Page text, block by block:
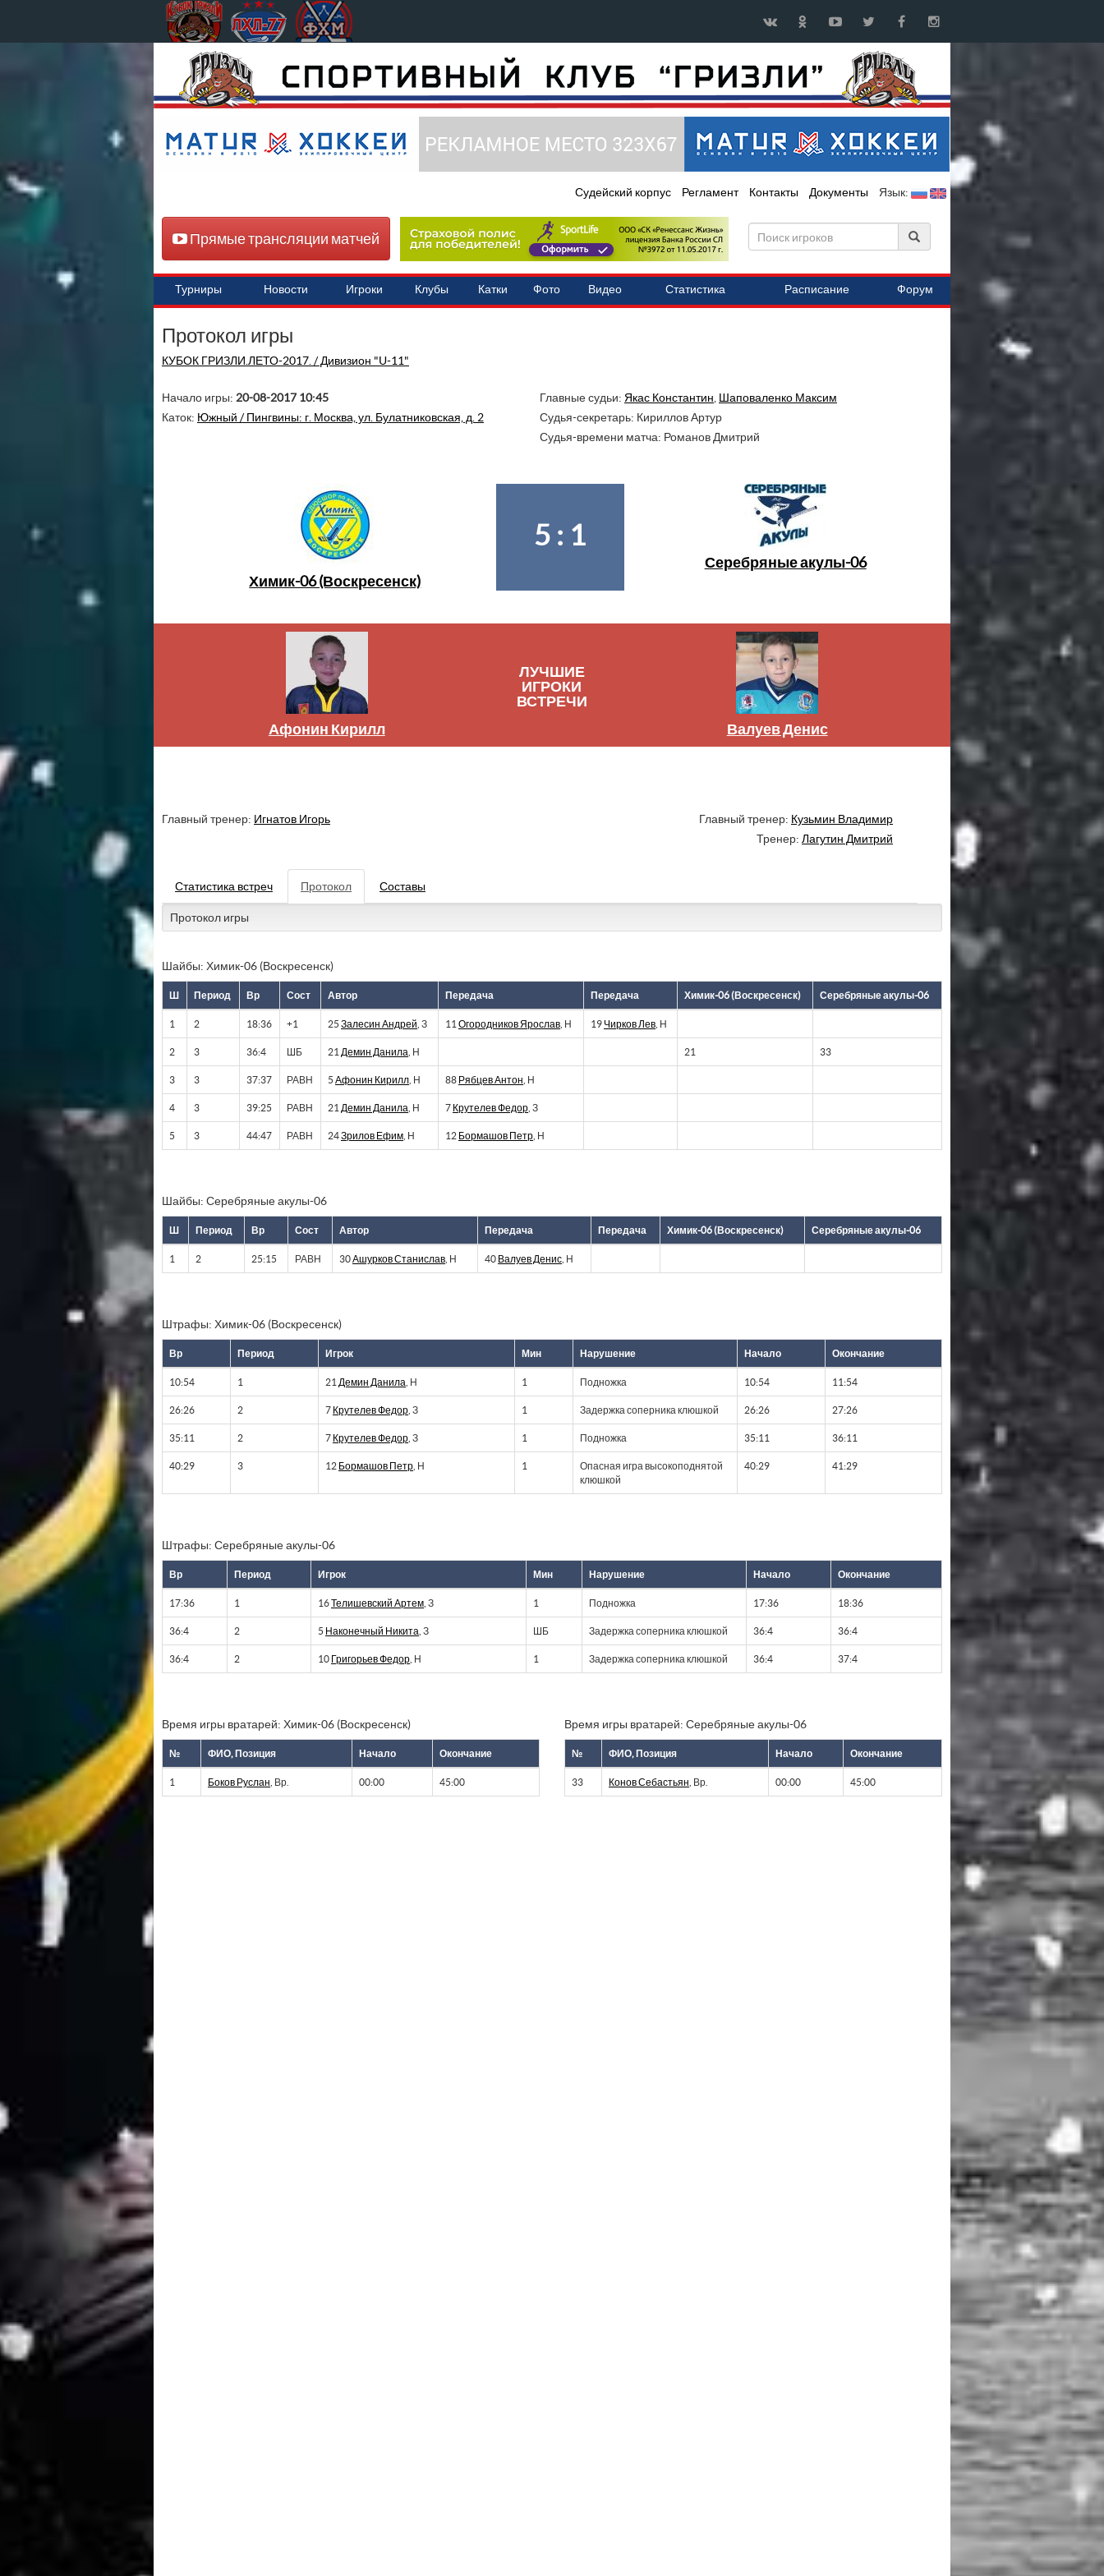
Судейский корпус Регламент Контакты Документы Язык:
Прямые трансляции матчей
Турниры Новости Игроки Клубы Катки Фото Видео Статистика Расписание Форум
Протокол игры
КУБОК ГРИЗЛИ.ЛЕТО-2017. / Дивизион "U-11"
Начало игры: 20-08-2017 10:45
Каток: Южный / Пингвины: г. Москва, ул. Булатниковская, д. 2
Главные судьи: Якас Константин Шаповаленко Максим
Судья-секретарь: Кириллов Артур
Судья-времени матча: Романов Дмитрий
Химик-06 (Воскресенск)
5 : 1
Серебряные акулы-06
Афонин Кирилл
ЛУЧШИЕ
ИГРОКИ
ВСТРЕЧИ
Валуев Денис
Главный тренер: Игнатов Игорь Главный тренер: Кузьмин Владимир
Тренер: Лагутин Дмитрий
Статистика встреч Протокол Составы
Протокол игры
Шайбы: Химик-06 (Воскресенск)
Ш Период Вр Сост Автор Передача Передача Химик-06 (Воскресенск) Серебряные акулы-06
1 2 18:36 +1 25 Залесин Андрей , З 11 Огородников Ярослав , Н 19 Чирков Лев , Н
2 3 36:4 ШБ 21 Демин Данила , Н 21 33
3 3 37:37 РАВН 5 Афонин Кирилл , Н 88 Рябцев Антон , Н
4 3 39:25 РАВН 21 Демин Данила , Н 7 Крутелев Федор , З
5 3 44:47 РАВН 24Зрилов Ефим , Н 12 Бормашов Петр , Н
Шайбы: Серебряные акулы-06
Ш Период Вр Сост Автор Передача Передача Химик-06 (Воскресенск) Серебряные акулы-06
1 2 25:15 РАВН 30Ашурков Станислав , Н 40 Валуев Денис , Н
Штрафы: Химик-06 (Воскресенск)
Вр Период Игрок Мин Нарушение Начало Окончание
10:54 1 21 Демин Данила , Н 1 Подножка 10:54 11:54
26:26 2 7 Крутелев Федор , З 1 Задержка соперника клюшкой 26:26 27:26
35:11 2 7 Крутелев Федор , З 1 Подножка 35:11 36:11
40:29 3 12 Бормашов Петр , Н 1
Опасная игра высокоподнятой
клюшкой
40:29 41:29
Штрафы: Серебряные акулы-06
Вр Период Игрок Мин Нарушение Начало Окончание
17:36 1 16Телишевский Артем , З 1 Подножка 17:36 18:36
36:4 2 5 Наконечный Никита , З ШБ Задержка соперника клюшкой 36:4 36:4
36:4 2 10 Григорьев Федор , Н 1 Задержка соперника клюшкой 36:4 37:4
Время игры вратарей: Химик-06 (Воскресенск)
№ ФИО, Позиция Начало Окончание
1 Боков Руслан , Вр. 00:00 45:00
Время игры вратарей: Серебряные акулы-06
№ ФИО, Позиция Начало Окончание
33 Конов Себастьян , Вр. 00:00 45:00